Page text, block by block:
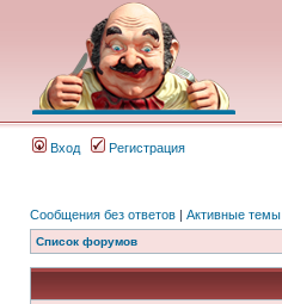
Вход Регистрация
Сообщения без ответов | Активные темы
Список форумов